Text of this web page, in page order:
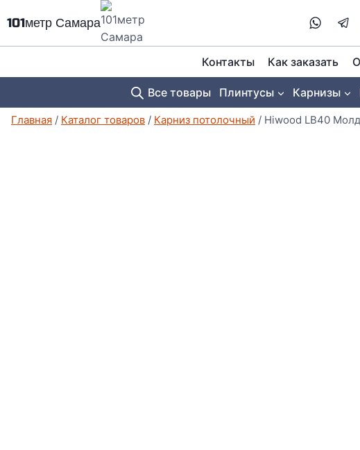
содержимому
101метр Самара
Контакты Как заказать
Все товары Плинтусы Карнизы
Главная / Каталог товаров / Карниз потолочный / Hiwood LB40